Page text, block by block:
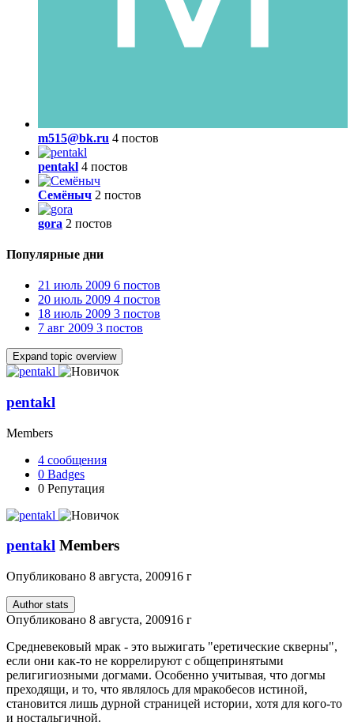
m515@bk.ru 4 постов
pentakl 4 постов
Семёныч 2 постов
gora 2 постов
Популярные дни
21 июль 2009 6 постов
20 июль 2009 4 постов
18 июль 2009 3 постов
7 авг 2009 3 постов
Expand topic overview
pentakl
Members
4 сообщения
0 Badges
0 Репутация
pentakl Members
Опубликовано 8 августа, 200916 г
Author stats
Опубликовано 8 августа, 200916 г
Средневековый мрак - это выжигать "еретические скверны",
если они как-то не коррелируют с общепринятыми
религигиозными догмами. Особенно учитывая, что догмы
преходящи, и то, что являлось для мракобесов истиной,
становится лишь дурной страницей истории, хотя для кого-то
и ностальгичной.